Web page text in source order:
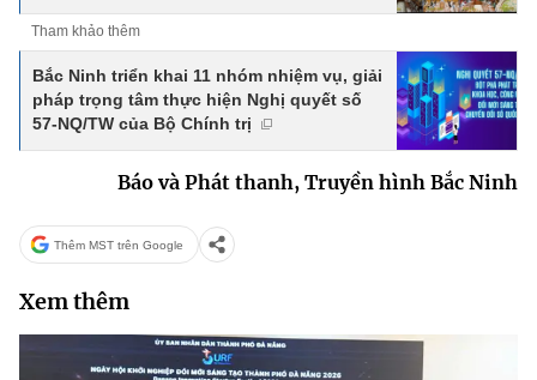
Tham khảo thêm
Bắc Ninh triển khai 11 nhóm nhiệm vụ, giải
pháp trọng tâm thực hiện Nghị quyết số
57-NQ/TW của Bộ Chính trị
Báo và Phát thanh, Truyền hình Bắc Ninh
Thêm MST trên Google
Xem thêm